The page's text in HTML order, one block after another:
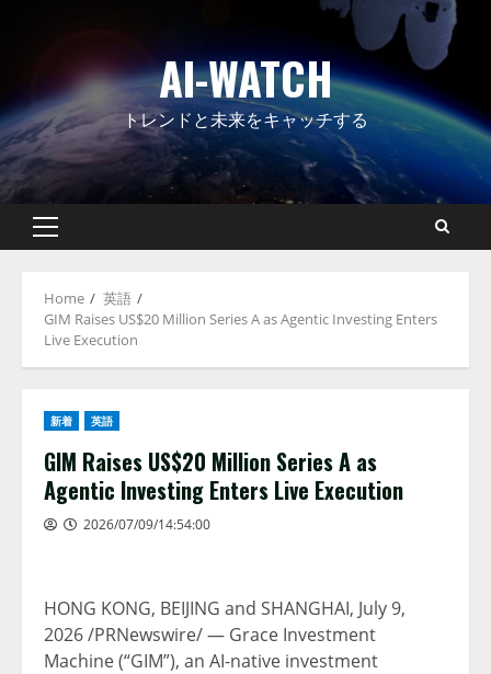
AI-WATCH
トレンドと未来をキャッチする
Primary
Home
英語
GIM Raises US$20 Million Series A as Agentic Investing Enters
Live Execution
新着 英語
GIM Raises US$20 Million Series A as
Agentic Investing Enters Live Execution
2026/07/09/14:54:00
HONG KONG, BEIJING and SHANGHAI, July 9,
2026/PRNewswire/ — Grace Investment
Machine (“GIM”), an AI-native investment